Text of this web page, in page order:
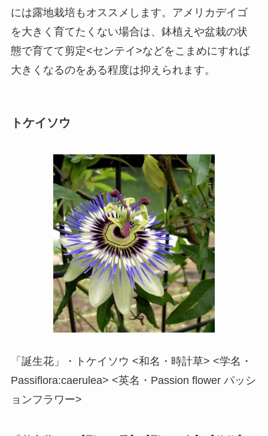
には露地栽培もオススメします。アメリカデイゴ
を大きく育てたくない場合は、鉢植えや盆栽の状
態で育てて剪定<センテイ>などをこまめにすれば
大きくなるのをある程度は抑えられます。
トケイソウ
「誕生花」・トケイソウ <和名・時計草> <学名・
Passiflora:caerulea> <英名・Passion flower パッシ
ョンフラワー>